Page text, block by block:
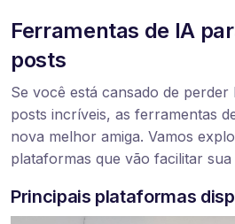
Ferramentas de IA
posts
Se você está cansado de
posts incríveis, as ferramentas
nova melhor amiga. Vamos
plataformas que vão facilitar sua
Principais plataformas